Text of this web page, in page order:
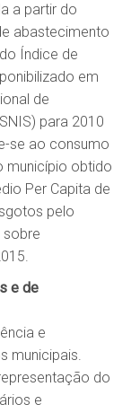
a partir do
abastecimento
Índice de
em
de
para 2010
se ao consumo
município obtido
Per Capita de
pelo
e de
e
municipais.
do
e